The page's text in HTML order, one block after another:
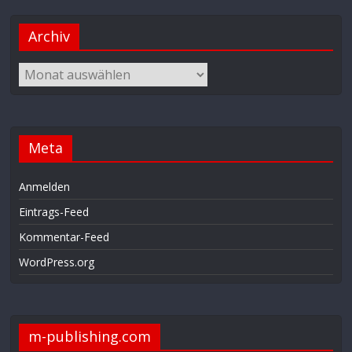
Archiv
Meta
Anmelden
Eintrags-Feed
Kommentar-Feed
WordPress.org
m-publishing.com